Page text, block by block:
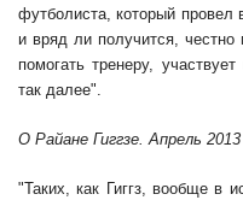
футболиста, который провел
и вряд ли получится,
помогать тренеру,
так далее".
О Райане Гиггзе. Апрель 2013
"Таких, как Гиггз, вообще в